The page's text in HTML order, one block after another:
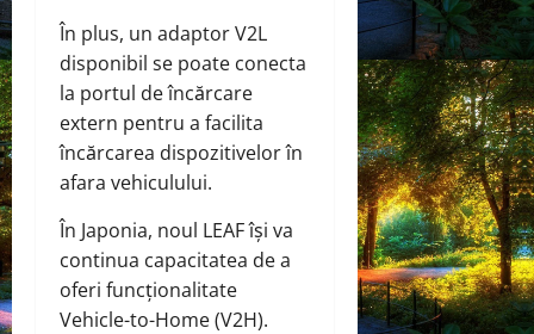
În plus, un adaptor V2L
disponibil se poate conecta
la portul de încărcare
extern pentru a facilita
încărcarea dispozitivelor în
afara vehiculului.
În Japonia, noul LEAF își va
continua capacitatea de a
oferi funcționalitate
Vehicle-to-Home (V2H).